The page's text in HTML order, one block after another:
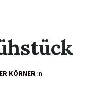
KÖRNERin